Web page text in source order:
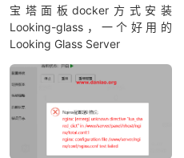
宝塔面板docker方式安装
Looking-glass，一个好用的
Looking Glass Server